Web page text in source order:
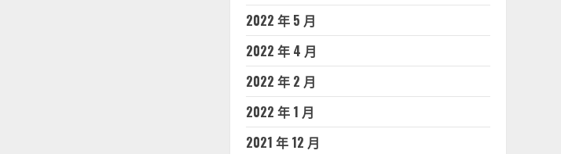
2022 年 5 月
2022 年 4 月
2022 年 2 月
2022 年 1 月
2021 年 12 月